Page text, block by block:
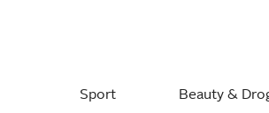
Sport Beauty &